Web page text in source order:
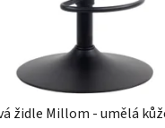
židle Millom - umělá